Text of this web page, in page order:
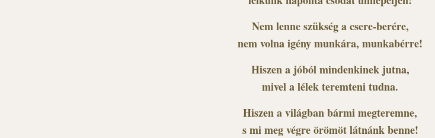
Nem lenne szükség a csere-berére,
nem volna igény munkára, munkabérre!
Hiszen a jóból mindenkinek jutna,
mivel a lélek teremteni tudna.
Hiszen a világban bármi megteremne,
s mi meg végre örömöt látnánk benne!